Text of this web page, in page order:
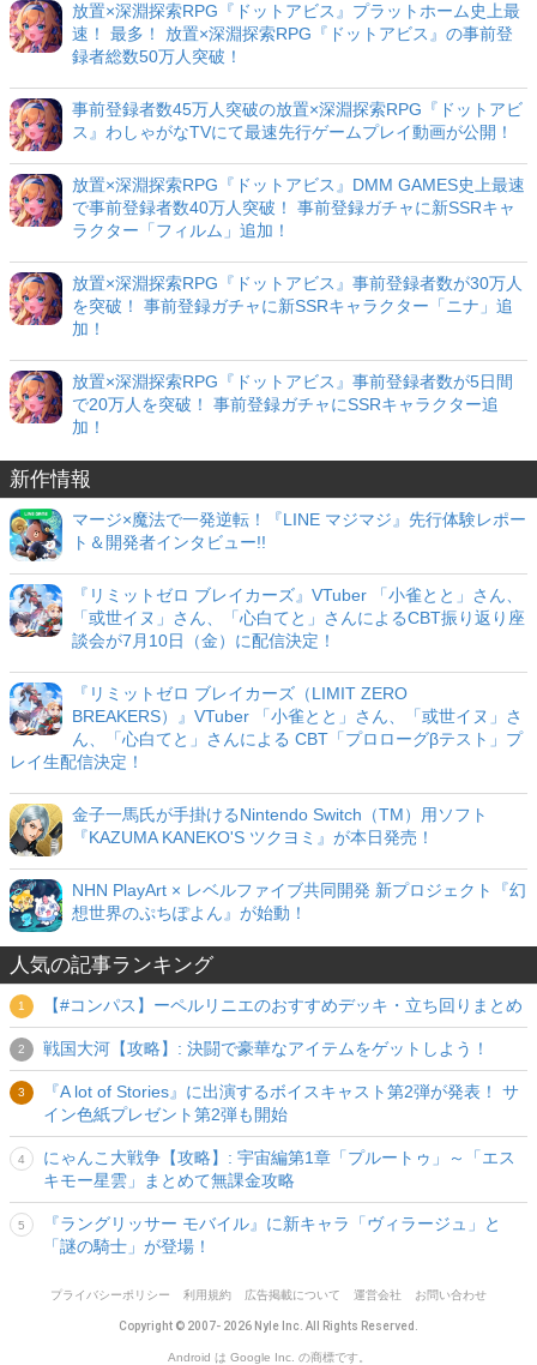
放置×深淵探索RPG『ドットアビス』プラットホーム史上最
速！ 最多！ 放置×深淵探索RPG『ドットアビス』の事前登
録者総数50万人突破！
事前登録者数45万人突破の放置×深淵探索RPG『ドットアビ
ス』わしゃがなTVにて最速先行ゲームプレイ動画が公開！
放置×深淵探索RPG『ドットアビス』DMM GAMES史上最速
で事前登録者数40万人突破！ 事前登録ガチャに新SSRキャ
ラクター「フィルム」追加！
放置×深淵探索RPG『ドットアビス』事前登録者数が30万人
を突破！ 事前登録ガチャに新SSRキャラクター「ニナ」追
加！
放置×深淵探索RPG『ドットアビス』事前登録者数が5日間
で20万人を突破！ 事前登録ガチャにSSRキャラクター追
加！
新作情報
マージ×魔法で一発逆転！『LINE マジマジ』先行体験レポー
ト＆開発者インタビュー!!
『リミットゼロ ブレイカーズ』VTuber 「小雀とと」さん、
「或世イヌ」さん、「心白てと」さんによるCBT振り返り座
談会が7月10日（金）に配信決定！
『リミットゼロ ブレイカーズ（LIMIT ZERO
BREAKERS）』VTuber 「小雀とと」さん、「或世イヌ」さ
ん、「心白てと」さんによる CBT「プロローグβテスト」プ
レイ生配信決定！
金子一馬氏が手掛けるNintendo Switch（TM）用ソフト
『KAZUMA KANEKO'S ツクヨミ』が本日発売！
NHN PlayArt × レベルファイブ共同開発 新プロジェクト『幻
想世界のぷちぽよん』が始動！
人気の記事ランキング
【#コンパス】ーペルリニエのおすすめデッキ・立ち回りまとめ
戦国大河【攻略】: 決闘で豪華なアイテムをゲットしよう！
『A lot of Stories』に出演するボイスキャスト第2弾が発表！ サ
イン色紙プレゼント第2弾も開始
にゃんこ大戦争【攻略】: 宇宙編第1章「プルートゥ」～「エス
キモー星雲」まとめて無課金攻略
『ラングリッサー モバイル』に新キャラ「ヴィラージュ」と
「謎の騎士」が登場！
プライバシーポリシー 利用規約 広告掲載について 運営会社 お問い合わせ
Copyright © 2007- 2026 Nyle Inc. All Rights Reserved.
Android は Google Inc. の商標です。